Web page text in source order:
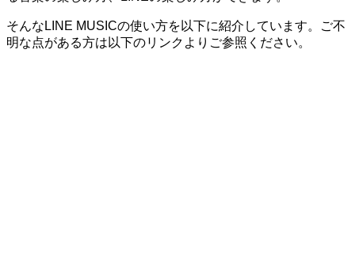
そんなLINE MUSICの使い方を以下に紹介しています。ご不
明な点がある方は以下のリンクよりご参照ください。